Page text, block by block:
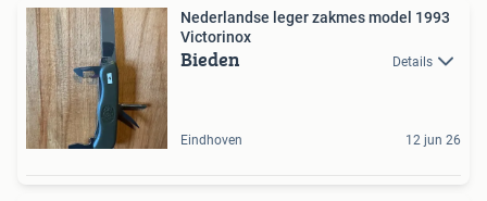
Nederlandse leger zakmes model 1993
Victorinox
Bieden Details
Eindhoven 12 jun 26